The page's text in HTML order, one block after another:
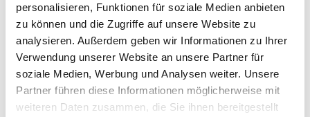
personalisieren, Funktionen für soziale Medien anbieten
zu können und die Zugriffe auf unsere Website zu
analysieren. Außerdem geben wir Informationen zu Ihrer
Verwendung unserer Website an unsere Partner für
soziale Medien, Werbung und Analysen weiter. Unsere
Partner führen diese Informationen möglicherweise mit
weiteren Daten zusammen, die Sie ihnen bereitgestellt
Nach Möglichkeit finden die Gottesdienste draußen
und/oder an anderen Orten statt, wie das in der
Konzeption der Kirchengemeinde angedacht ist.
Bei ungeeignetem Wetter weichen wir auf die
jeweils nächste Kirche aus. Informationen zu
kurzfristigen Änderungen erhalten Sie hier auf